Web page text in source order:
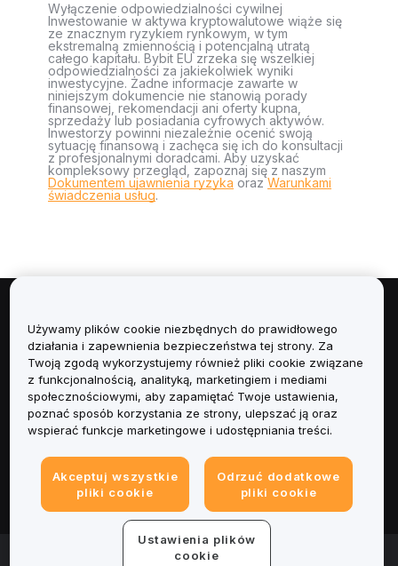
Wyłączenie odpowiedzialności cywilnej
Inwestowanie w aktywa kryptowalutowe wiąże się
ze znacznym ryzykiem rynkowym, w tym
ekstremalną zmiennością i potencjalną utratą
całego kapitału. Bybit EU zrzeka się wszelkiej
odpowiedzialności za jakiekolwiek wyniki
inwestycyjne. Żadne informacje zawarte w
niniejszym dokumencie nie stanowią porady
finansowej, rekomendacji ani oferty kupna,
sprzedaży lub posiadania cyfrowych aktywów.
Inwestorzy powinni niezależnie ocenić swoją
sytuację finansową i zachęca się ich do konsultacji
z profesjonalnymi doradcami. Aby uzyskać
kompleksowy przegląd, zapoznaj się z naszym
Dokumentem ujawnienia ryzyka orazWarunkami
świadczenia usług.
Informacje
Usługi
Obsługa Klienta
Informacje prawne
© 2025-2026 Bybit.eu. Wszystkie prawa zastrzeżone.
Używamy plików cookie niezbędnych do prawidłowego
działania i zapewnienia bezpieczeństwa tej strony. Za
Twoją zgodą wykorzystujemy również pliki cookie związane
z funkcjonalnością, analityką, marketingiem i mediami
społecznościowymi, aby zapamiętać Twoje ustawienia,
poznać sposób korzystania ze strony, ulepszać ją oraz
wspierać funkcje marketingowe i udostępniania treści.
Akceptuj wszystkie
pliki cookie
Odrzuć dodatkowe
pliki cookie
Ustawienia plików
cookie